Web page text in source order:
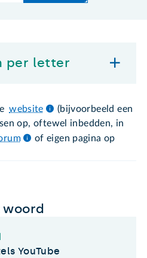
per letter
website
(bijvoorbeeld een
op, oftewel inbedden, in
of eigen pagina op
YouTube